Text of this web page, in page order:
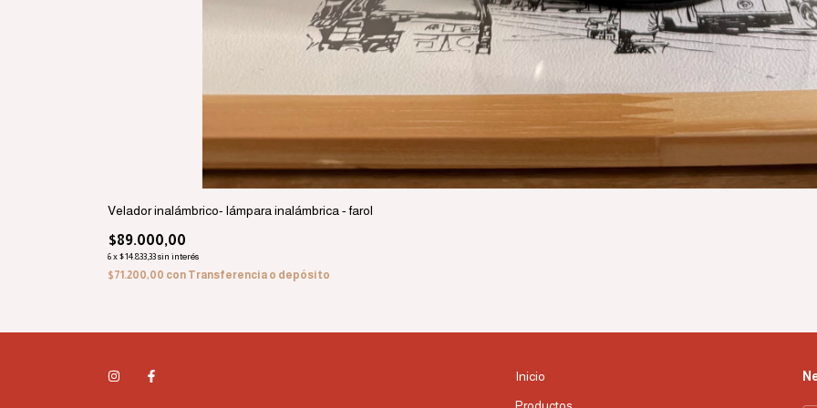
Velador inalámbrico- lámpara inalámbrica - farol
$89.000,00
6x$14.833,33sin interés
$71.200,00 con Transferencia o depósito
Inicio